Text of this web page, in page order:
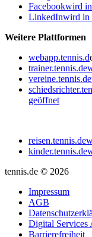
Facebookwird in
LinkedInwird in
Weitere Plattformen
webapp.tennis.d
trainer.tennis.de
vereine.tennis.de
geöffnet
reisen.tennis.de
kinder.tennis.de
tennis.de © 2026
Impressum
AGB
Digital Services
Barrierefreiheit